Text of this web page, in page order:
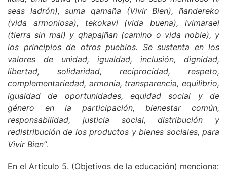
seas ladrón), suma qamaña (Vivir Bien), ñandereko
(vida armoniosa), tekokavi (vida buena), ivimaraei
(tierra sin mal) y qhapajñan (camino o vida noble), y
los principios de otros pueblos. Se sustenta en los
valores de unidad, igualdad, inclusión, dignidad,
libertad, solidaridad, reciprocidad, respeto,
complementariedad, armonía, transparencia, equilibrio,
igualdad de oportunidades, equidad social y de
género en la participación, bienestar común,
responsabilidad, justicia social, distribución y
redistribución de los productos y bienes sociales, para
Vivir Bien”.
En el Artículo 5. (Objetivos de la educación) menciona: